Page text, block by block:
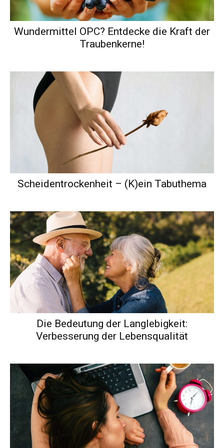
Wundermittel OPC? Entdecke die Kraft der
Traubenkerne!
Scheidentrockenheit – (K)ein Tabuthema
Die Bedeutung der Langlebigkeit:
Verbesserung der Lebensqualität